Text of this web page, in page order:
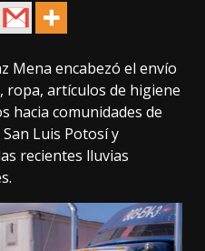
Mena encabezó el envío
ropa, artículos de higiene
hacia comunidades de
Luis Potosí y
recientes lluvias